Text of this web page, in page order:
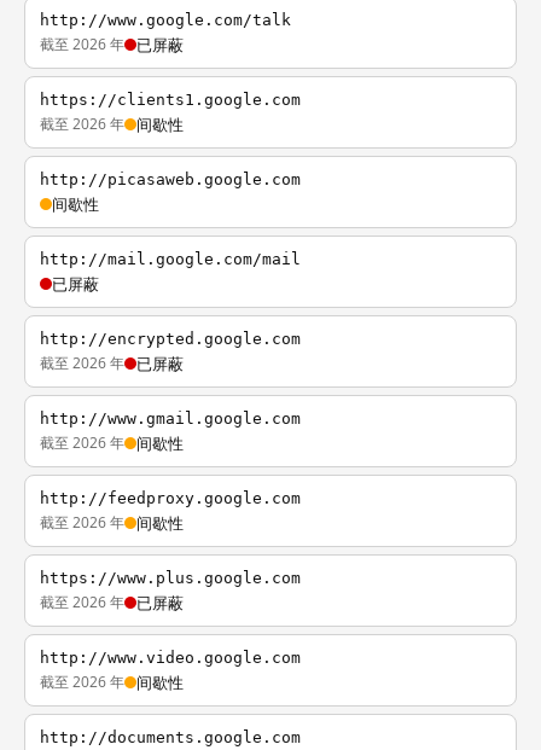
http://www.google.com/talk
截至 2026 年 已屏蔽
https://clients1.google.com
截至 2026 年 间歇性
http://picasaweb.google.com
间歇性
http://mail.google.com/mail
已屏蔽
http://encrypted.google.com
截至 2026 年 已屏蔽
http://www.gmail.google.com
截至 2026 年 间歇性
http://feedproxy.google.com
截至 2026 年 间歇性
https://www.plus.google.com
截至 2026 年 已屏蔽
http://www.video.google.com
截至 2026 年 间歇性
http://documents.google.com